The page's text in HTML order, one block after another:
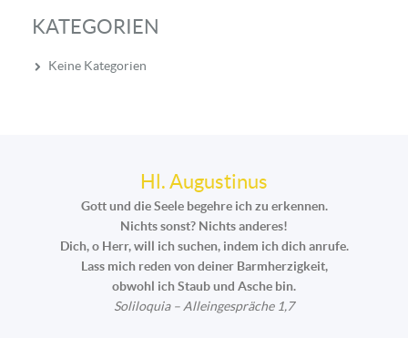
KATEGORIEN
Keine Kategorien
Hl. Augustinus
Gott und die Seele begehre ich zu erkennen.
Nichts sonst? Nichts anderes!
Dich, o Herr, will ich suchen, indem ich dich anrufe.
Lass mich reden von deiner Barmherzigkeit,
obwohl ich Staub und Asche bin.
Soliloquia – Alleingespräche 1,7